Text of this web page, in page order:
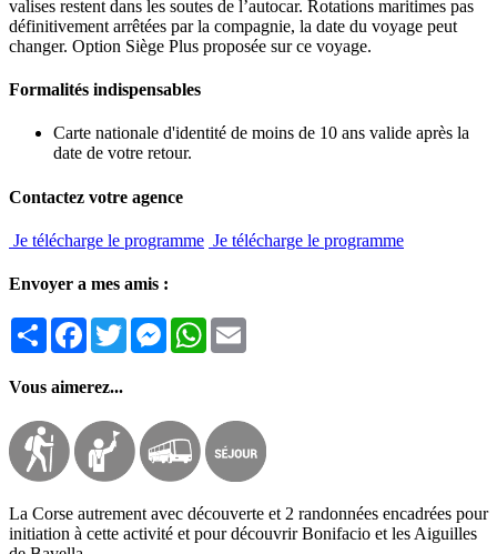
valises restent dans les soutes de l’autocar. Rotations maritimes pas
définitivement arrêtées par la compagnie, la date du voyage peut
changer. Option Siège Plus proposée sur ce voyage.
Formalités indispensables
Carte nationale d'identité de moins de 10 ans valide après la
date de votre retour.
Contactez votre agence
Je télécharge le programme Je télécharge le programme
Envoyer a mes amis :
PartagerFacebook
TwitterMessengerWhatsApp
Vous aimerez...
La Corse autrement avec découverte et 2 randonnées encadrées pour
initiation à cette activité et pour découvrir Bonifacio et les Aiguilles